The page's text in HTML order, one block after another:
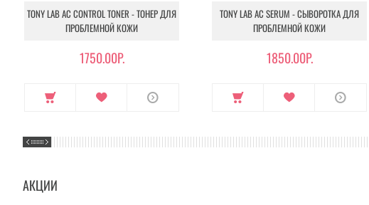
TONY LAB AC CONTROL TONER - ТОНЕР ДЛЯ
ПРОБЛЕМНОЙ КОЖИ
1750.00Р.
TONY LAB AC SERUM - СЫВОРОТКА ДЛЯ
ПРОБЛЕМНОЙ КОЖИ
1850.00Р.
АКЦИИ